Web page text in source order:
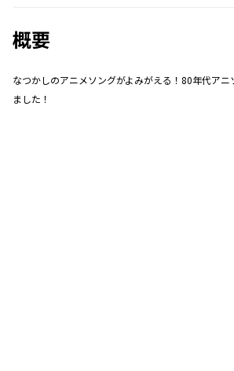
概要
なつかしのアニメソングがよみがえる！80年代ア
ました！